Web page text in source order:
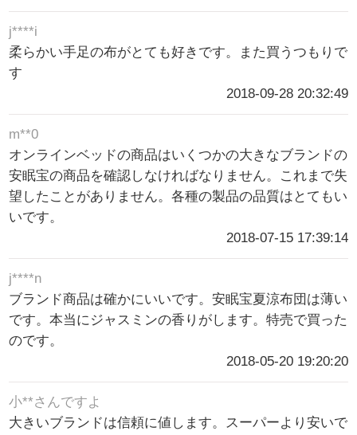
j****i
柔らかい手足の布がとても好きです。また買うつもりで
す
2018-09-28 20:32:49
m**0
オンラインベッドの商品はいくつかの大きなブランドの
安眠宝の商品を確認しなければなりません。これまで失
望したことがありません。各種の製品の品質はとてもい
いです。
2018-07-15 17:39:14
j****n
ブランド商品は確かにいいです。安眠宝夏涼布団は薄い
です。本当にジャスミンの香りがします。特売で買った
のです。
2018-05-20 19:20:20
小**さんですよ
大きいブランドは信頼に値します。スーパーより安いで